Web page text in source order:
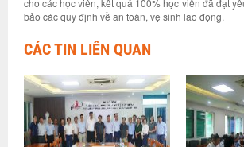
cho các học viên, kết quả 100% học viên đã đạt
bảo các quy định về an toàn, vệ sinh lao động.
CÁC TIN LIÊN QUAN